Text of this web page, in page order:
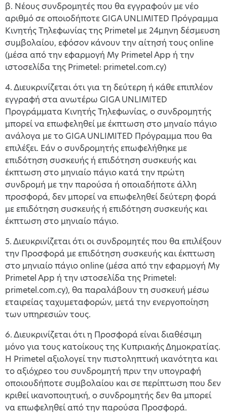
β. Νέους συνδρομητές που θα εγγραφούν με νέο
αριθμό σε οποιοδήποτε GIGA UNLIMITED Πρόγραμμα
Κινητής Τηλεφωνίας της Primetel με 24μηνη δέσμευση
συμβολαίου, εφόσον κάνουν την αίτησή τους online
(μέσα από την εφαρμογή My Primetel App ή την
ιστοσελίδα της Primetel: primetel.com.cy)
4. Διευκρινίζεται ότι για τη δεύτερη ή κάθε επιπλέον
εγγραφή στα ανωτέρω GIGA UNLIMITED
Προγράμματα Κινητής Τηλεφωνίας, ο συνδρομητής
μπορεί να επωφεληθεί με έκπτωση στο μηναίο πάγιο
ανάλογα με το GIGA UNLIMITED Πρόγραμμα που θα
επιλέξει. Εάν ο συνδρομητής επωφελήθηκε με
επιδότηση συσκευής ή επιδότηση συσκευής και
έκπτωση στο μηνιαίο πάγιο κατά την πρώτη
συνδρομή με την παρούσα ή οποιαδήποτε άλλη
προσφορά, δεν μπορεί να επωφεληθεί δεύτερη φορά
με επιδότηση συσκευής ή επιδότηση συσκευής και
έκπτωση στο μηνιαίο πάγιο.
5. Διευκρινίζεται ότι οι συνδρομητές που θα επιλέξουν
την Προσφορά με επιδότηση συσκευής και έκπτωση
στο μηνιαίο πάγιο online (μέσα από την εφαρμογή My
Primetel App ή την ιστοσελίδα της Primetel:
primetel.com.cy), θα παραλάβουν τη συσκευή μέσω
εταιρείας ταχυμεταφορών, μετά την ενεργοποίηση
των υπηρεσιών τους.
6. Διευκρινίζεται ότι η Προσφορά είναι διαθέσιμη
μόνο για τους κατοίκους της Κυπριακής Δημοκρατίας.
Η Primetel αξιολογεί την πιστοληπτική ικανότητα και
το αξιόχρεο του συνδρομητή πριν την υπογραφή
οποιουδήποτε συμβολαίου και σε περίπτωση που δεν
κριθεί ικανοποιητική, ο συνδρομητής δεν θα μπορεί
να επωφεληθεί από την παρούσα Προσφορά.